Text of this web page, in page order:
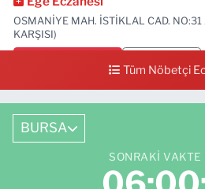
OSMANİYE MAH. İSTİKLAL CAD. NO:31
KARŞISI)
Tüm Nöbetçi
BURSA
SONRAKI VAKTE